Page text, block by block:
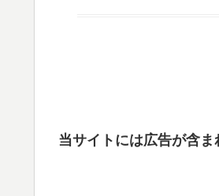
当サイトには広告が含ま